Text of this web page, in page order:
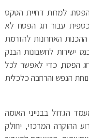
למרות דחיית הטקס
עבור חג הפסח לא
האחרונות להזרמת
ישירות לחשבונות הבנק
חג הפסח, כדי לאפשר לכל
הנפש והרחבה כלכלית
הגדול בבנייני האומה
ההוקרה המרכזי, יחולק